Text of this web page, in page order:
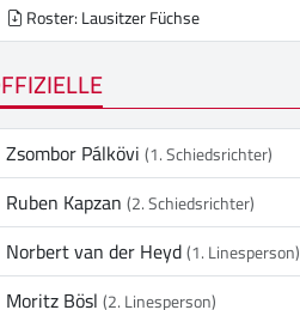
Roster: Lausitzer Füchse
Zsombor Pálkövi(1. Schiedsrichter)
Ruben Kapzan(2. Schiedsrichter)
Norbert van der Heyd(1. Linesperson)
Moritz Bösl(2. Linesperson)